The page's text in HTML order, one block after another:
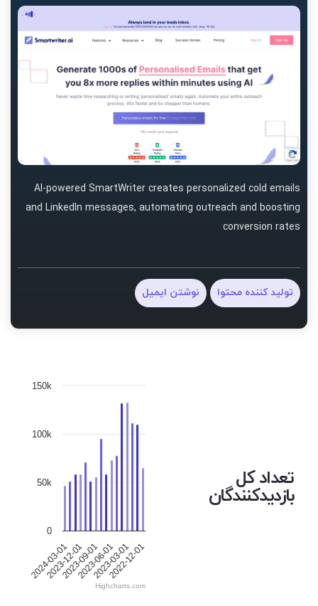
AI-powered SmartWriter creates personalized cold emails
and LinkedIn messages, automating outreach and boosting
conversion rates
تولید کننده محتوا نوشتن ایمیل
تعداد کل
بازدیدکنندگان
2024-03-01
2023-12-01
2023-09-01
2023-06-01
2023-03-01
2022-12-01
0
50k
100k
150k
Highcharts.com